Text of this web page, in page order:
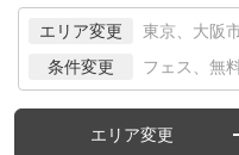
エリア変更 東京、大阪
条件変更 フェス、無
エリア変更